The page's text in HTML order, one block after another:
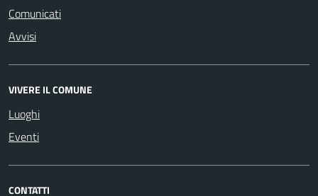
Comunicati
Avvisi
VIVERE IL COMUNE
Luoghi
Eventi
CONTATTI